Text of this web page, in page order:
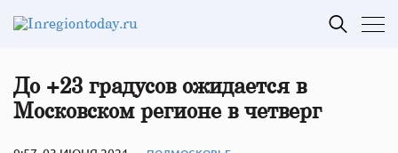
До +23 градусов ожидается в
Московском регионе в четверг